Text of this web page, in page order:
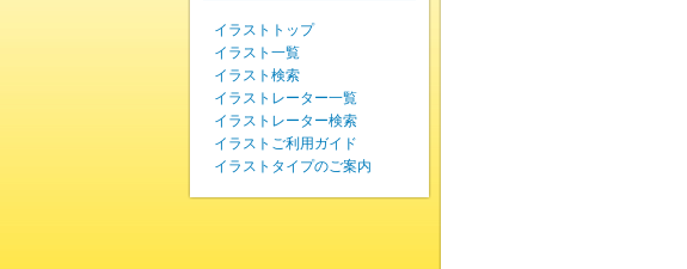
イラストトップ
イラスト一覧
イラスト検索
イラストレーター一覧
イラストレーター検索
イラストご利用ガイド
イラストタイプのご案内